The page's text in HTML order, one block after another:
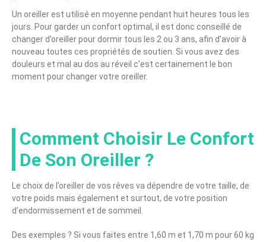
Un oreiller est utilisé en moyenne pendant huit heures tous les
jours. Pour garder un confort optimal, il est donc conseillé de
changer d’oreiller pour dormir tous les 2 ou 3 ans, afin d’avoir à
nouveau toutes ces propriétés de soutien. Si vous avez des
douleurs et mal au dos au réveil c’est certainement le bon
moment pour changer votre oreiller.
Comment Choisir Le Confort
De Son Oreiller ?
Le choix de l’oreiller de vos rêves va dépendre de votre taille, de
votre poids mais également et surtout, de votre position
d’endormissement et de sommeil.
Des exemples ? Si vous faites entre 1,60 m et 1,70 m pour 60 kg